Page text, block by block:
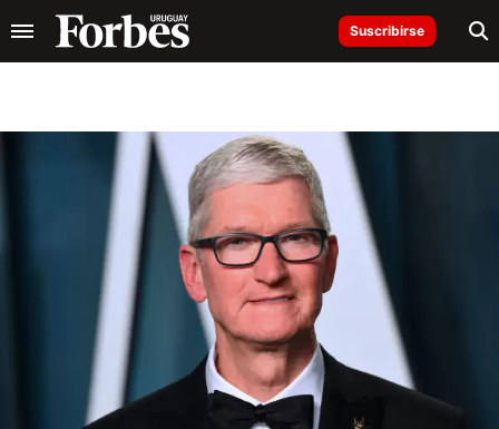
Suscribirse